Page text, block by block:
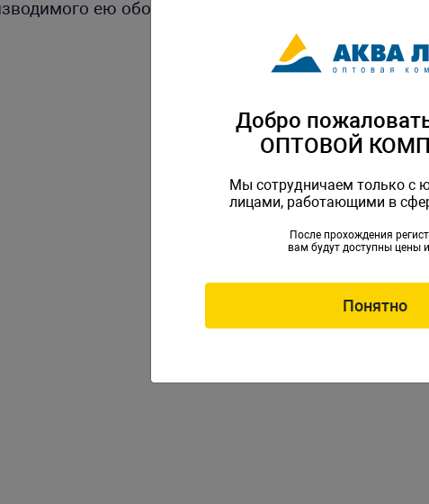
ею оборудования.
Добро
ОПТОВОЙ
Мы сотрудничаем только с
лицами, работающими в
После прохождения
вам будут доступны цены
Понятно